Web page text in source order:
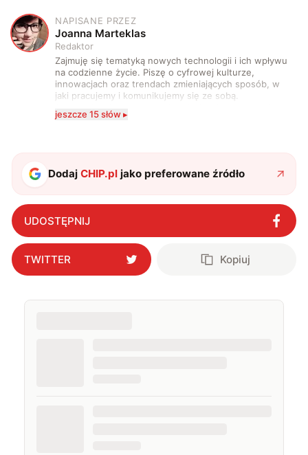
J
NAPISANE PRZEZ
Joanna Marteklas
Redaktor
Zajmuję się tematyką nowych technologii i ich wpływu
na codzienne życie. Piszę o cyfrowej kulturze,
innowacjach oraz trendach zmieniających sposób, w
jaki pracujemy i komunikujemy się ze sobą.
Szczególnie interesuje mnie relacja między rozwojem
technologii a współczesną popkulturą. W wolnych
jeszcze 15 słów ▸
DodajCHIP.pl jako preferowane źródło
UDOSTĘPNIJ
TWITTER Kopiuj